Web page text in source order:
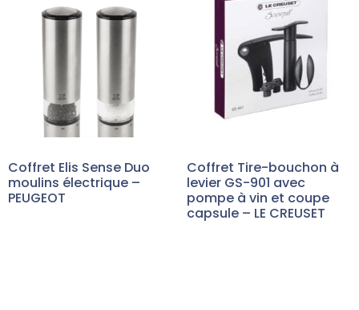
Coffret Elis Sense Duo
moulins électrique –
PEUGEOT
Coffret Tire-bouchon à
levier GS-901 avec
pompe à vin et coupe
capsule – LE CREUSET